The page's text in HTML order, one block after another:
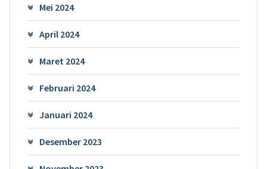
Mei 2024
April 2024
Maret 2024
Februari 2024
Januari 2024
Desember 2023